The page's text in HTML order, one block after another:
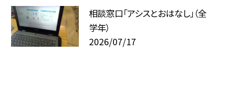
相談窓口「アシスとおはなし」（全
学年）
2026/07/17